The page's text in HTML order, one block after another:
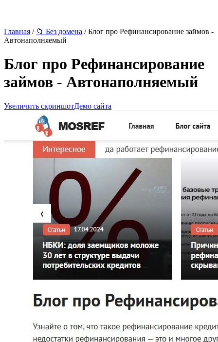
Главная / 📁 Без домена / Блог про Рефинансирование займов -
Автонаполняемый
Блог про Рефинансирование
займов - Автонаполняемый
Увеличить скриншотДемо сайта